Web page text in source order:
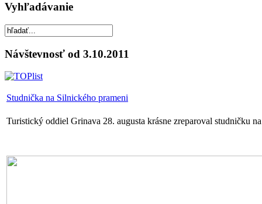
Vyhľadávanie
Návštevnosť od 3.10.2011
Studnička na Silnického prameni
Turistický oddiel Grinava 28. augusta krásne zreparoval studničku